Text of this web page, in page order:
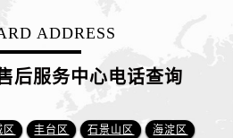
ADDRESS
后服务中心电话查询
区 丰台区 石景山区 海淀区